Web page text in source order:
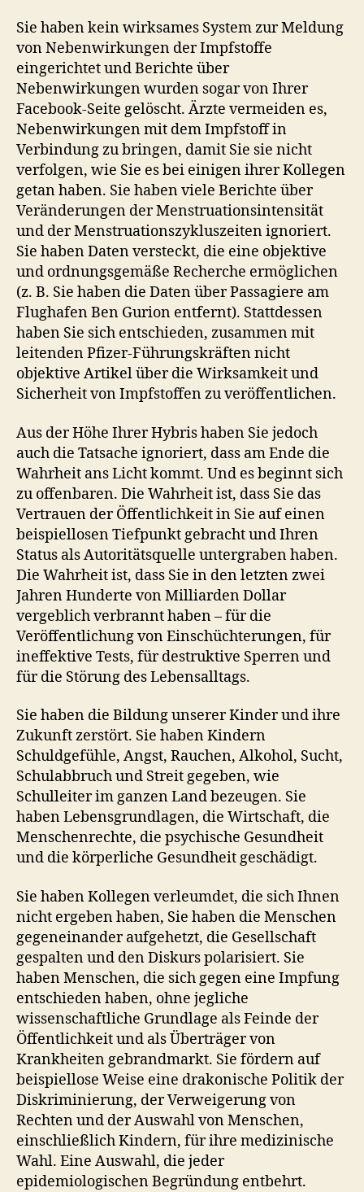
Sie haben kein wirksames System zur Meldung
von Nebenwirkungen der Impfstoffe
eingerichtet und Berichte über
Nebenwirkungen wurden sogar von Ihrer
Facebook-Seite gelöscht. Ärzte vermeiden es,
Nebenwirkungen mit dem Impfstoff in
Verbindung zu bringen, damit Sie sie nicht
verfolgen, wie Sie es bei einigen ihrer Kollegen
getan haben. Sie haben viele Berichte über
Veränderungen der Menstruationsintensität
und der Menstruationszykluszeiten ignoriert.
Sie haben Daten versteckt, die eine objektive
und ordnungsgemäße Recherche ermöglichen
(z. B. Sie haben die Daten über Passagiere am
Flughafen Ben Gurion entfernt). Stattdessen
haben Sie sich entschieden, zusammen mit
leitenden Pfizer-Führungskräften nicht
objektive Artikel über die Wirksamkeit und
Sicherheit von Impfstoffen zu veröffentlichen.
Aus der Höhe Ihrer Hybris haben Sie jedoch
auch die Tatsache ignoriert, dass am Ende die
Wahrheit ans Licht kommt. Und es beginnt sich
zu offenbaren. Die Wahrheit ist, dass Sie das
Vertrauen der Öffentlichkeit in Sie auf einen
beispiellosen Tiefpunkt gebracht und Ihren
Status als Autoritätsquelle untergraben haben.
Die Wahrheit ist, dass Sie in den letzten zwei
Jahren Hunderte von Milliarden Dollar
vergeblich verbrannt haben – für die
Veröffentlichung von Einschüchterungen, für
ineffektive Tests, für destruktive Sperren und
für die Störung des Lebensalltags.
Sie haben die Bildung unserer Kinder und ihre
Zukunft zerstört. Sie haben Kindern
Schuldgefühle, Angst, Rauchen, Alkohol, Sucht,
Schulabbruch und Streit gegeben, wie
Schulleiter im ganzen Land bezeugen. Sie
haben Lebensgrundlagen, die Wirtschaft, die
Menschenrechte, die psychische Gesundheit
und die körperliche Gesundheit geschädigt.
Sie haben Kollegen verleumdet, die sich Ihnen
nicht ergeben haben, Sie haben die Menschen
gegeneinander aufgehetzt, die Gesellschaft
gespalten und den Diskurs polarisiert. Sie
haben Menschen, die sich gegen eine Impfung
entschieden haben, ohne jegliche
wissenschaftliche Grundlage als Feinde der
Öffentlichkeit und als Überträger von
Krankheiten gebrandmarkt. Sie fördern auf
beispiellose Weise eine drakonische Politik der
Diskriminierung, der Verweigerung von
Rechten und der Auswahl von Menschen,
einschließlich Kindern, für ihre medizinische
Wahl. Eine Auswahl, die jeder
epidemiologischen Begründung entbehrt.